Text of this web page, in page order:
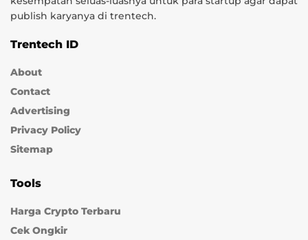
publish karyanya di trentech.
Trentech ID
About
Contact
Advertising
Privacy Policy
Sitemap
Tools
Harga Crypto Terbaru
Cek Ongkir